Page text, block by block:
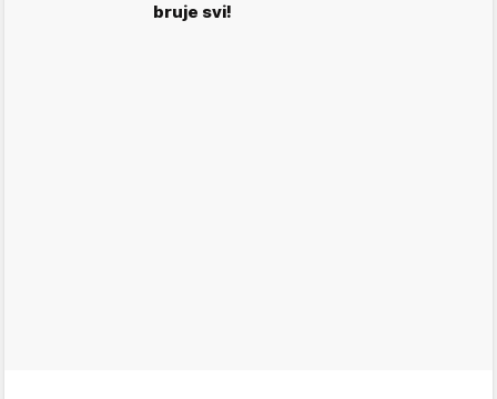
bruje svi!